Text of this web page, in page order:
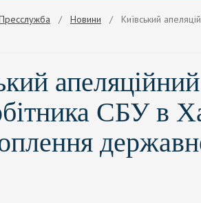
/ Новини / Київський
СБУ в